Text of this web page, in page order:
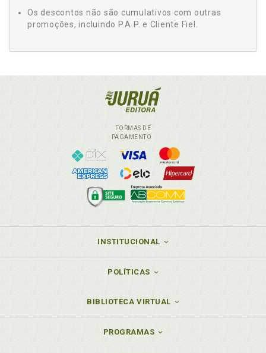
Os descontos não são cumulativos com outras
promoções, incluindo P.A.P. e Cliente Fiel.
FORMAS DE
PAGAMENTO
INSTITUCIONAL
POLÍTICAS
BIBLIOTECA VIRTUAL
PROGRAMAS